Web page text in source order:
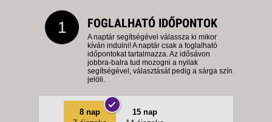
1 FOGLALHATÓ IDŐPONTOK
A naptár segítségével válassza ki mikor
kíván indulni! A naptár csak a foglalható
időpontokat tartalmazza. Az idősávon
jobbra-balra tud mozogni a nyilak
segítségével, választását pedig a sárga szín
jelöli.
8 nap
15 nap